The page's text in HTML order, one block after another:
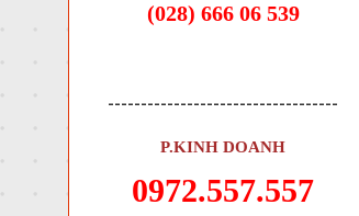
(028) 666 06 539
-----------------------------------
P.KINH DOANH
0972.557.557